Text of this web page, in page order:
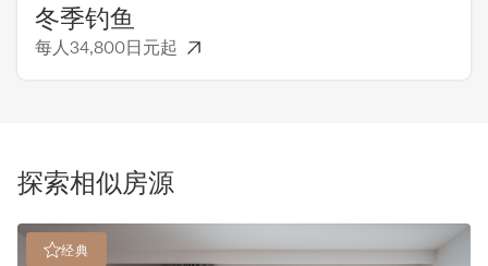
冬季钓鱼
每人34,800日元起
探索相似房源
经典